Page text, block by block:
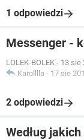
1 odpowiedzi
Messenger -
LOLEK-BOLEK - 13 sie
Karolllla - 17 sie
2 odpowiedzi
Według